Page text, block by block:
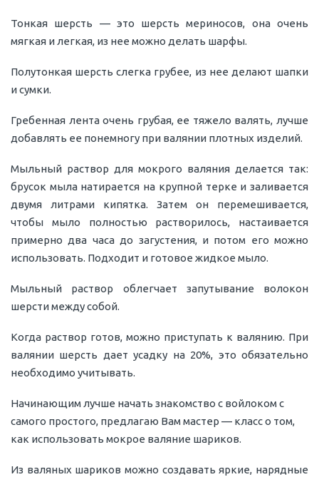
Тонкая шерсть — это шерсть мериносов, она очень
мягкая и легкая, из нее можно делать шарфы.
Полутонкая шерсть слегка грубее, из нее делают шапки
и сумки.
Гребенная лента очень грубая, ее тяжело валять, лучше
добавлять ее понемногу при валянии плотных изделий.
Мыльный раствор для мокрого валяния делается так:
брусок мыла натирается на крупной терке и заливается
двумя литрами кипятка. Затем он перемешивается,
чтобы мыло полностью растворилось, настаивается
примерно два часа до загустения, и потом его можно
использовать. Подходит и готовое жидкое мыло.
Мыльный раствор облегчает запутывание волокон
шерсти между собой.
Когда раствор готов, можно приступать к валянию. При
валянии шерсть дает усадку на 20%, это обязательно
необходимо учитывать.
Начинающим лучше начать знакомство с войлоком с
самого простого, предлагаю Вам мастер — класс о том,
как использовать мокрое валяние шариков.
Из валяных шариков можно создавать яркие, нарядные